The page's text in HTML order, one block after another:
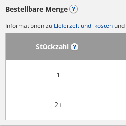
Bestellbare Menge
Informationen zu Lieferzeit und -kosten und
Stückzahl
1
2+